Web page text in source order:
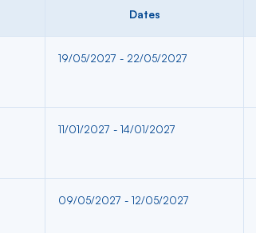
Dates
19/05/2027 - 22/05/2027
11/01/2027 - 14/01/2027
09/05/2027 - 12/05/2027